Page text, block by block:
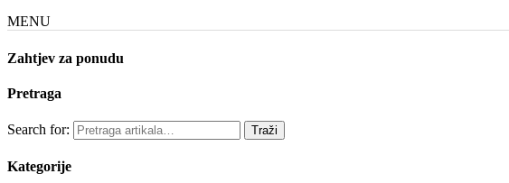
MENU
Zahtjev za ponudu
Pretraga
Search for:
Kategorije